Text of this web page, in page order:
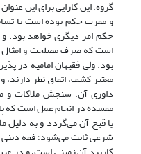
گروه، این کارایی برای این
و مقرب حکم بوده است یا
حکم امر دیگری خواهد بود. و
است که صرف مصلحت و امثال
بود. ولی فقیهان امامیه در
معتبر کشف، اتفاق نظر
داوری آن، سنجش ملاکات
مفسده در انجام عمل است که
یا قبح آن می‌گردد و به
شرعی ثابت می‌شود؛ فقه دینی